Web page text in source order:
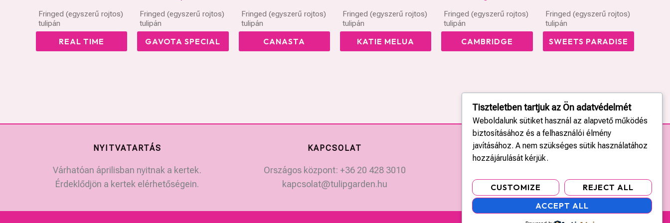
Fringed (egyszerű rojtos)
tulipán
REAL TIME
Fringed (egyszerű rojtos)
tulipán
GAVOTA SPECIAL
Fringed (egyszerű rojtos)
tulipán
CANASTA
Fringed (egyszerű rojtos)
tulipán
KATIE MELUA
Fringed (egyszerű rojtos)
tulipán
CAMBRIDGE
Fringed (egyszerű rojtos)
tulipán
SWEETS PARADISE
NYITVATARTÁS
Várhatóan áprilisban nyitnak a kertek.
Érdeklődjön a kertek elérhetőségein.
KAPCSOLAT
Országos központ: +36 20 428 3010
kapcsolat@tulipgarden.hu
Tiszteletben tartjuk az Ön adatvédelmét
Weboldalunk sütiket használ az alapvető működés
biztosításához és a felhasználói élmény
javításához. A nem szükséges sütik használatához
hozzájárulását kérjük.
CUSTOMIZE
REJECT ALL
ACCEPT ALL